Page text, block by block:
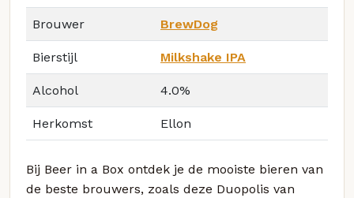
Brouwer BrewDog
Bierstijl Milkshake IPA
Alcohol 4.0%
Herkomst Ellon
Bij Beer in a Box ontdek je de mooiste bieren van
de beste brouwers, zoals deze Duopolis van